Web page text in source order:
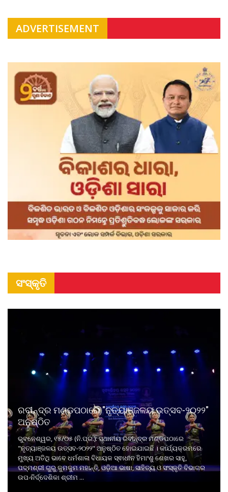
ADVERTISEMENT
ସଂସ୍କୃତି
ରବୀନ୍ଦ୍ର ମଣ୍ଡପଠାରେ "ନୃତ୍ୟାଞ୍ଜଳୟ ଉତ୍ସବ-୨୦୨୨"
ଅନୁଷ୍ଠିତ
ଭୁବନେଶ୍ୱର, ୧୫/୦୫ (ନି.ପ୍ର.): ସ୍ଥାନୀୟ ରବୀନ୍ଦ୍ର ମଣ୍ଡପଠାରେ
"ନୃତ୍ୟାଞ୍ଜଳୟ ଉତ୍ସବ-୨୦୨୨" ଅନୁଷ୍ଠିତ ହୋଇଯାଇଛି । କାର୍ଯ୍ୟକ୍ରମରେ
ମୁଖ୍ୟ ଅତିଥି ଭାବେ ଧର୍ମଶାଳା ବିଧାୟକ ସ୍ଵାଧୀନ ହିମାଂଶୁ ଶେଖର ସାହୁ,
ପଦ୍ମଶ୍ରୀ ଗୁରୁ କୁମକୁମ ମହାନ୍ତି, ଓଡ଼ିଆ ଭାଷା, ସାହିତ୍ୟ ଓ ସଂସ୍କୃତି ବିଭାଗର
ଉପ-ନିର୍ଦ୍ଦେଶିକା ଶ୍ରୀମ ...